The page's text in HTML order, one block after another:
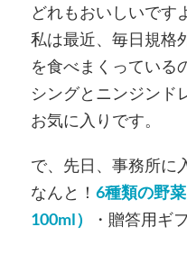
どれもおいしいです
私は最近、毎日規格
を食べまくっている
シングとニンジンド
お気に入りです。
で、先日、事務所に
なんと！ 6種類の野
100ml）
・贈答用ギ